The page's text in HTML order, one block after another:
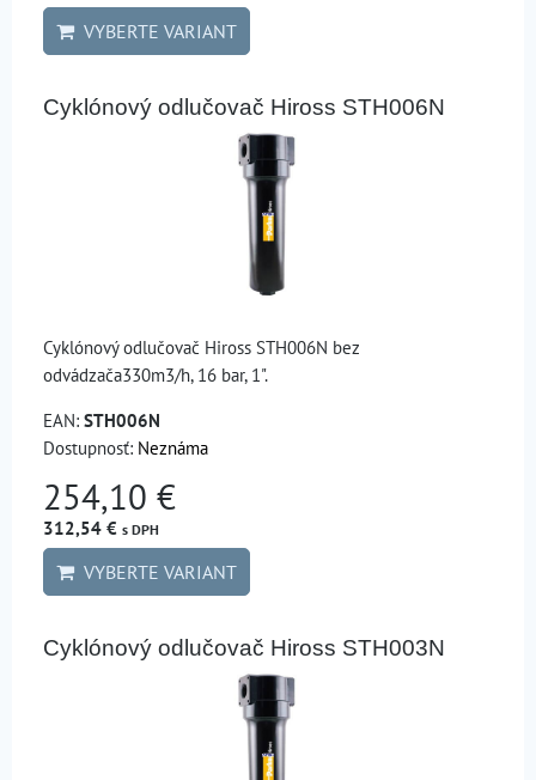
VYBERTE VARIANT
Cyklónový odlučovač Hiross STH006N
Cyklónový odlučovač Hiross STH006N bez
odvádzača330m3/h, 16 bar, 1".
EAN: STH006N
Dostupnosť: Neznáma
254,10 €
312,54 € s DPH
VYBERTE VARIANT
Cyklónový odlučovač Hiross STH003N